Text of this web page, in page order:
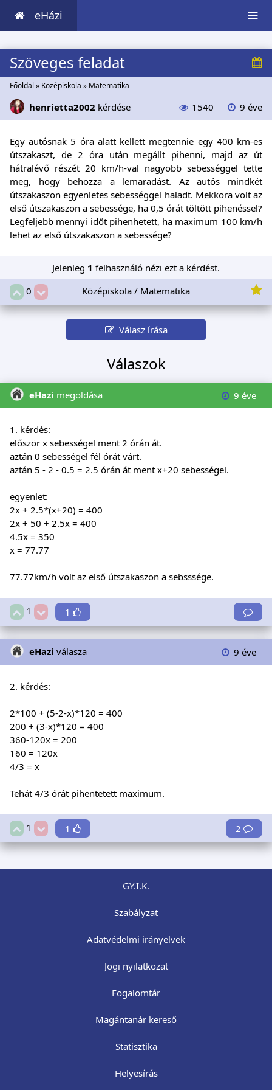
eHázi
Szöveges feladat
Főoldal » Középiskola » Matematika
henrietta2002 kérdése 1540 9 éve
Egy autósnak 5 óra alatt kellett megtennie egy 400 km-es
útszakaszt, de 2 óra után megállt pihenni, majd az út
hátralévő részét 20 km/h-val nagyobb sebességgel tette
meg, hogy behozza a lemaradást. Az autós mindkét
útszakaszon egyenletes sebességgel haladt. Mekkora volt az
első útszakaszon a sebessége, ha 0,5 órát töltött pihenéssel?
Legfeljebb mennyi időt pihenhetett, ha maximum 100 km/h
lehet az első útszakaszon a sebessége?
Jelenleg 1 felhasználó nézi ezt a kérdést.
0
Középiskola / Matematika
Válasz írása
Válaszok
eHazi megoldása 9 éve
1. kérdés:
először x sebességel ment 2 órán át.
aztán 0 sebességel fél órát várt.
aztán 5 - 2 - 0.5 = 2.5 órán át ment x+20 sebességel.
egyenlet:
2x + 2.5*(x+20) = 400
2x + 50 + 2.5x = 400
4.5x = 350
x = 77.77
77.77km/h volt az első útszakaszon a sebsssége.
1 1
eHazi válasza 9 éve
2. kérdés:
2*100 + (5-2-x)*120 = 400
200 + (3-x)*120 = 400
360-120x = 200
160 = 120x
4/3 = x
Tehát 4/3 órát pihentetett maximum.
1 1 2
GY.I.K.
Szabályzat
Adatvédelmi irányelvek
Jogi nyilatkozat
Fogalomtár
Magántanár kereső
Statisztika
Helyesírás